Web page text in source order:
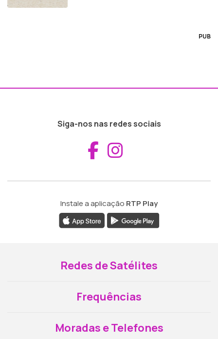
PUB
Siga-nos nas redes sociais
Aceder ao
Instale a aplicação RTP Play
Redes de Satélites
Frequências
Moradas e Telefones